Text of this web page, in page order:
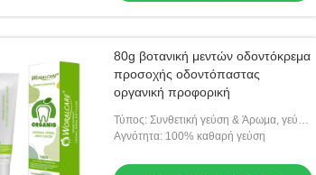
80g βοτανική μεντών οδοντόκρεμα
προσοχής οδοντόπαστας
οργανική προφορική
Τύπος: Συνθετική γεύση & Άρωμα, γεύση
τροφίμων flavor/e-liquid/fruit
Αγνότητα: 100% καθαρή γεύση